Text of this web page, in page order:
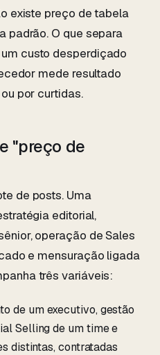
existe preço de tabela
padrão. O que separa
custo desperdiçado
mede resultado
por curtidas.
"preço de
de posts. Uma
editorial,
operação de Sales
e mensuração ligada
três variáveis:
de um executivo, gestão
Selling de um time e
distintas, contratadas